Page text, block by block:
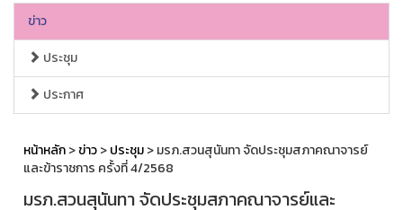
ข่าว
ประชุม
ประกาศ
หน้าหลัก>ข่าว>ประชุม> มรภ.สวนสุนันทา จัดประชุมสภาคณาจารย์
และข้าราชการ ครั้งที่ 4/2568
มรภ.สวนสุนันทา จัดประชุมสภาคณาจารย์และ